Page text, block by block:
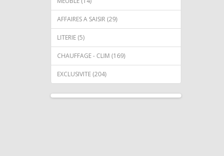
AFFAIRES A SAISIR (29)
LITERIE (5)
CHAUFFAGE - CLIM (169)
EXCLUSIVITE (204)